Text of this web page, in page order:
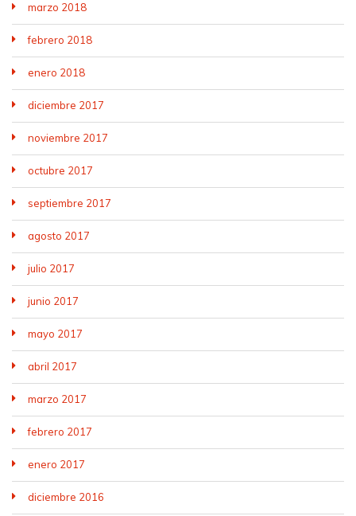
marzo 2018
febrero 2018
enero 2018
diciembre 2017
noviembre 2017
octubre 2017
septiembre 2017
agosto 2017
julio 2017
junio 2017
mayo 2017
abril 2017
marzo 2017
febrero 2017
enero 2017
diciembre 2016